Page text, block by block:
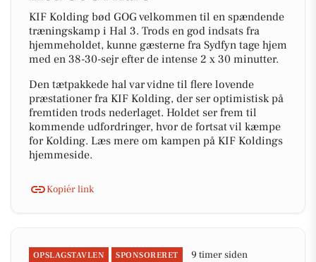
KIF Kolding bød GOG velkommen til en spændende
træningskamp i Hal 3. Trods en god indsats fra
hjemmeholdet, kunne gæsterne fra Sydfyn tage hjem
med en 38-30-sejr efter de intense 2 x 30 minutter.
Den tætpakkede hal var vidne til flere lovende
præstationer fra KIF Kolding, der ser optimistisk på
fremtiden trods nederlaget. Holdet ser frem til
kommende udfordringer, hvor de fortsat vil kæmpe
for Kolding. Læs mere om kampen på KIF Koldings
hjemmeside.
Kopiér link
OPSLAGSTAVLEN SPONSORERET 9 timer siden